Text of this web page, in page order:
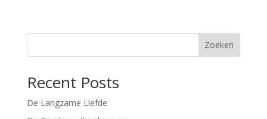
Zoeken
Recent Posts
De Langzame Liefde